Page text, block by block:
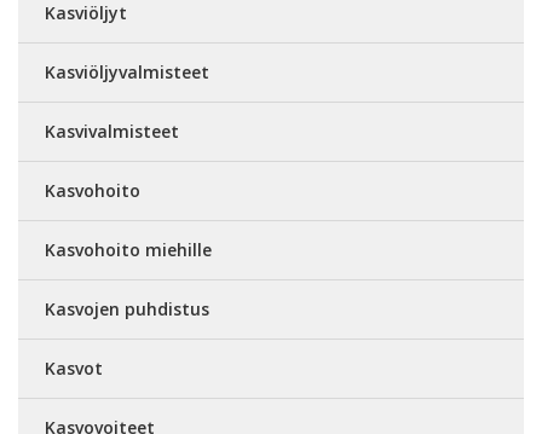
Kasviöljyt
Kasviöljyvalmisteet
Kasvivalmisteet
Kasvohoito
Kasvohoito miehille
Kasvojen puhdistus
Kasvot
Kasvovoiteet